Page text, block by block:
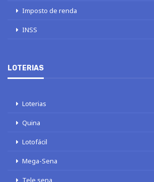
Imposto de renda
INSS
LOTERIAS
Loterias
Quina
Lotofácil
Mega-Sena
Tele sena